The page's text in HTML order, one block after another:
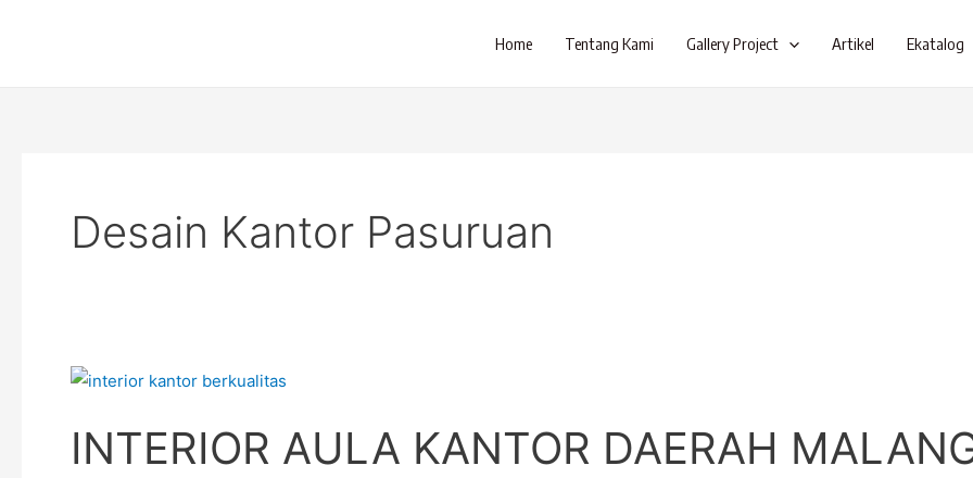
Home Tentang Kami Gallery Project Artikel Ekatalog
Desain Kantor Pasuruan
INTERIOR AULA KANTOR DAERAH
INTERIOR
KANTOR
DAERAH